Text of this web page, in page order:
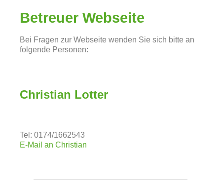
Betreuer Webseite
Bei Fragen zur Webseite wenden Sie sich bitte an
folgende Personen:
Christian Lotter
Tel: 0174/1662543
E-Mail an Christian